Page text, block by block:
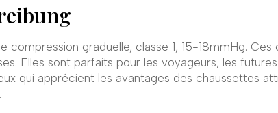
compression graduelle, classe 1, 15-18mmHg.
Elles sont parfaits pour les voyageurs, les
qui apprécient les avantages des chaussettes